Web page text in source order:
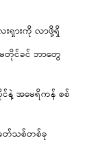
ေးရှားကို လာဖို့ရှိ
တိုင်ခင် ဘာတွေ
င်နဲ့ အမေရိကန် စစ်
တ်သစ်တစ်ခု